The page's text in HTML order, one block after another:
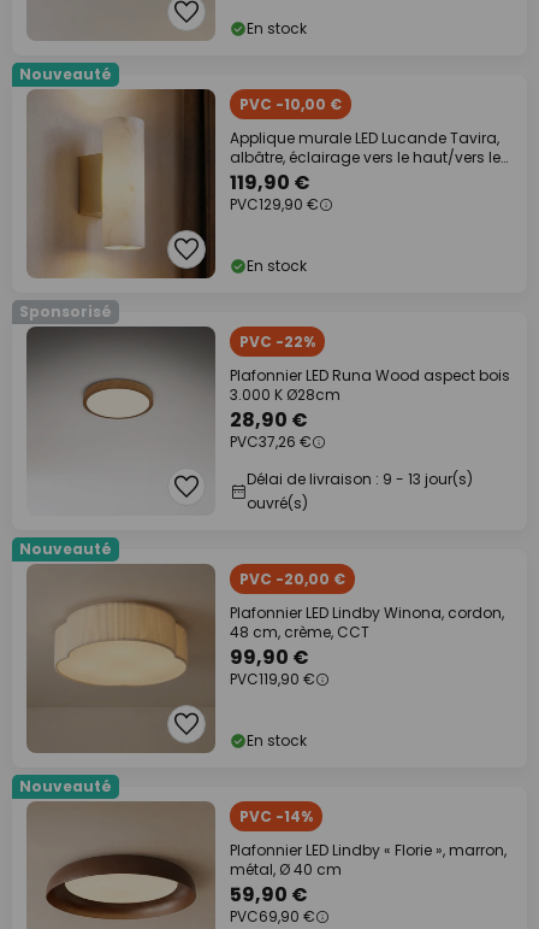
En stock
Nouveauté
PVC -10,00 €
Applique murale LED Lucande Tavira,
albâtre, éclairage vers le haut/vers le
bas
119,90 €
PVC129,90 €
En stock
Sponsorisé
PVC -22%
Plafonnier LED Runa Wood aspect bois
3.000 K Ø28cm
28,90 €
PVC37,26 €
Délai de livraison : 9 - 13 jour(s)
ouvré(s)
Nouveauté
PVC -20,00 €
Plafonnier LED Lindby Winona, cordon,
48 cm, crème, CCT
99,90 €
PVC119,90 €
En stock
Nouveauté
PVC -14%
Plafonnier LED Lindby « Florie », marron,
métal, Ø 40 cm
59,90 €
PVC69,90 €